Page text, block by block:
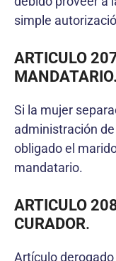
simple
ARTICULO
MANDATARIO.
Si la mujer
administración
obligado el
mandatario.
ARTICULO
CURADOR.
Artículo